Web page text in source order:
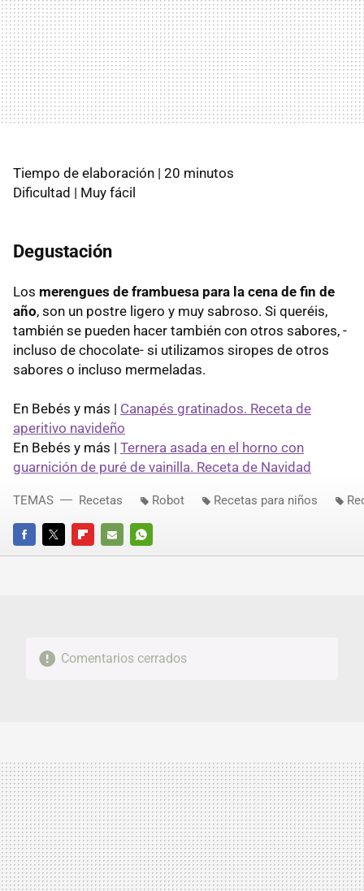
Tiempo de elaboración | 20 minutos
Dificultad | Muy fácil
Degustación
Los merengues de frambuesa para la cena de fin de
año, son un postre ligero y muy sabroso. Si queréis,
también se pueden hacer también con otros sabores, -
incluso de chocolate- si utilizamos siropes de otros
sabores o incluso mermeladas.
En Bebés y más | Canapés gratinados. Receta de
aperitivo navideño
En Bebés y más | Ternera asada en el horno con
guarnición de puré de vainilla. Receta de Navidad
FACEBOOKTWITTERFLIPBOARD
E-
WHATSAPP
TEMAS Recetas Robot Recetas para niños
Comentarios cerrados